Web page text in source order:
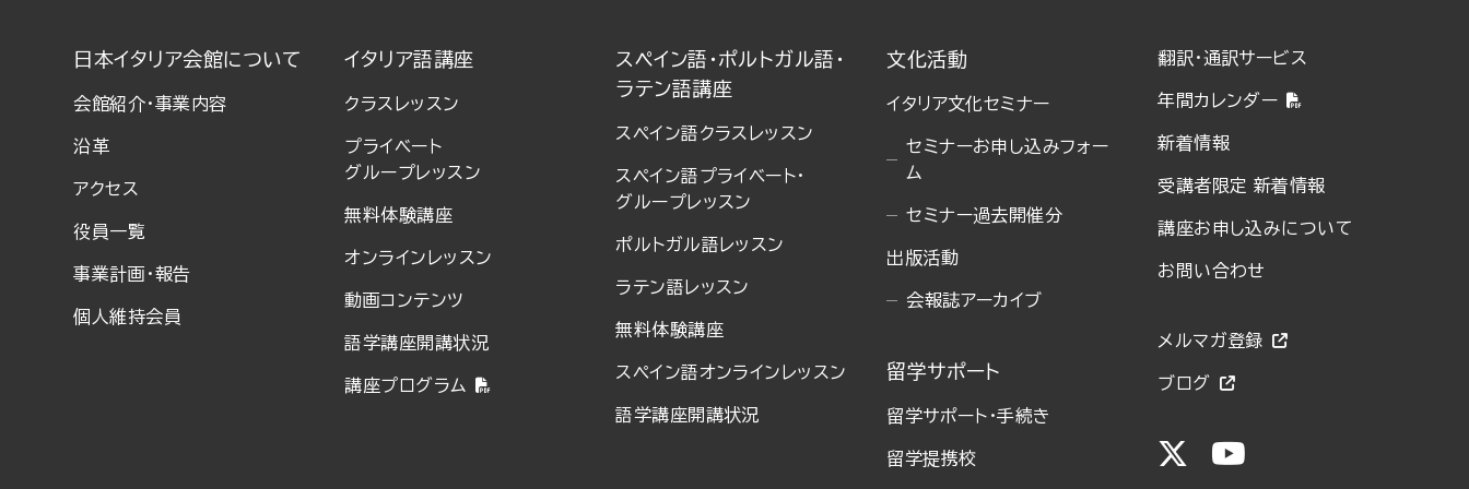
日本イタリア会館について
会館紹介・事業内容
沿革
アクセス
役員一覧
事業計画・報告
個人維持会員
イタリア語講座
クラスレッスン
プライベート
グループレッスン
無料体験講座
オンラインレッスン
動画コンテンツ
語学講座開講状況
講座プログラム
スペイン語・ポルトガル語・
ラテン語講座
スペイン語クラスレッスン
スペイン語プライベート・
グループレッスン
ポルトガル語レッスン
ラテン語レッスン
無料体験講座
スペイン語オンラインレッスン
語学講座開講状況
文化活動
イタリア文化セミナー
セミナーお申し込みフォー
ム
セミナー過去開催分
出版活動
会報誌アーカイブ
留学サポート
留学サポート・手続き
留学提携校
翻訳・通訳サービス
年間カレンダー
新着情報
受講者限定 新着情報
講座お申し込みについて
お問い合わせ
メルマガ登録
ブログ